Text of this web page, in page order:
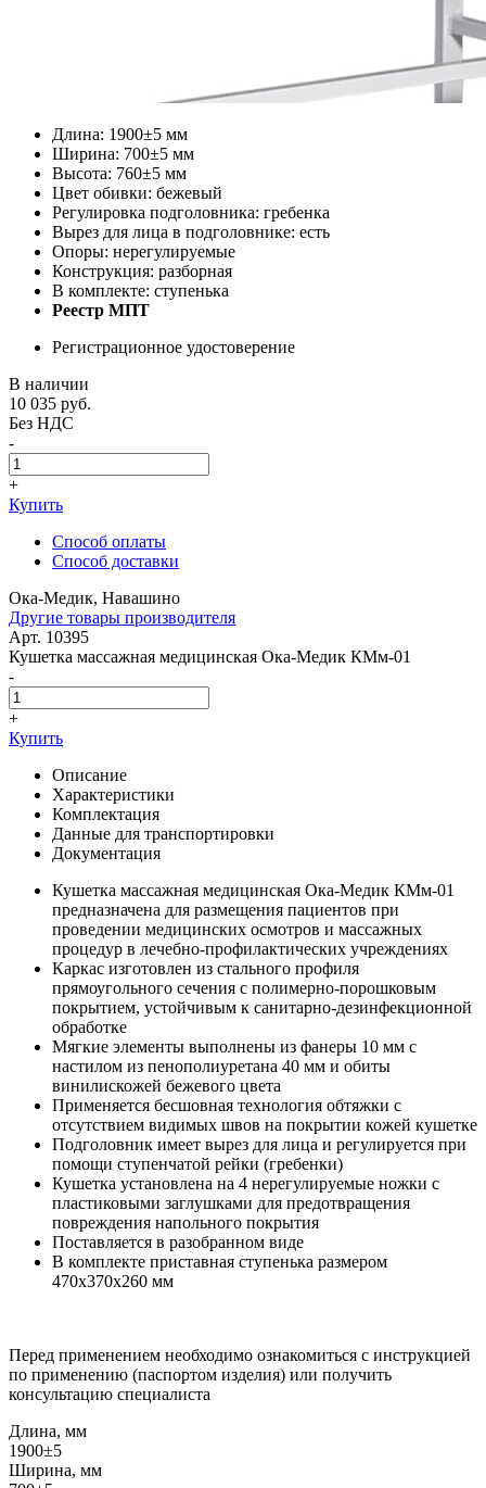
Длина: 1900±5 мм
Ширина: 700±5 мм
Высота: 760±5 мм
Цвет обивки: бежевый
Регулировка подголовника: гребенка
Вырез для лица в подголовнике: есть
Опоры: нерегулируемые
Конструкция: разборная
В комплекте: ступенька
Реестр МПТ
Регистрационное удостоверение
В наличии
10 035 руб.
Без НДС
-
+
Купить
Способ оплаты
Способ доставки
Ока-Медик, Навашино
Другие товары производителя
Арт. 10395
Кушетка массажная медицинская Ока-Медик КМм-01
-
+
Купить
Описание
Характеристики
Комплектация
Данные для транспортировки
Документация
Кушетка массажная медицинская Ока-Медик КМм-01
предназначена для размещения пациентов при
проведении медицинских осмотров и массажных
процедур в лечебно-профилактических учреждениях
Каркас изготовлен из стального профиля
прямоугольного сечения с полимерно-порошковым
покрытием, устойчивым к санитарно-дезинфекционной
обработке
Мягкие элементы выполнены из фанеры 10 мм с
настилом из пенополиуретана 40 мм и обиты
винилискожей бежевого цвета
Применяется бесшовная технология обтяжки с
отсутствием видимых швов на покрытии кожей кушетке
Подголовник имеет вырез для лица и регулируется при
помощи ступенчатой рейки (гребенки)
Кушетка установлена на 4 нерегулируемые ножки с
пластиковыми заглушками для предотвращения
повреждения напольного покрытия
Поставляется в разобранном виде
В комплекте приставная ступенька размером
470x370x260 мм
Перед применением необходимо ознакомиться с инструкцией
по применению (паспортом изделия) или получить
консультацию специалиста
Длина, мм
1900±5
Ширина, мм